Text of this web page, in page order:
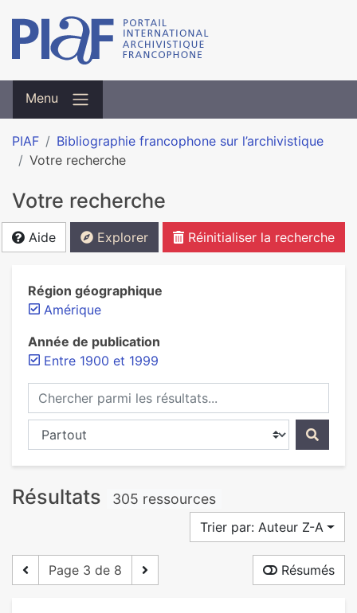
Menu
PIAF
Bibliographie francophone sur l’archivistique
Votre recherche
Votre recherche
Aide Explorer Réinitialiser la recherche
Région géographique
Amérique
Année de publication
Entre 1900 et 1999
Chercher parmi les résultats...
Chercher dans...
Résultats 305 ressources
Trier par: Auteur Z-A
Page 3 de 8 Résumés